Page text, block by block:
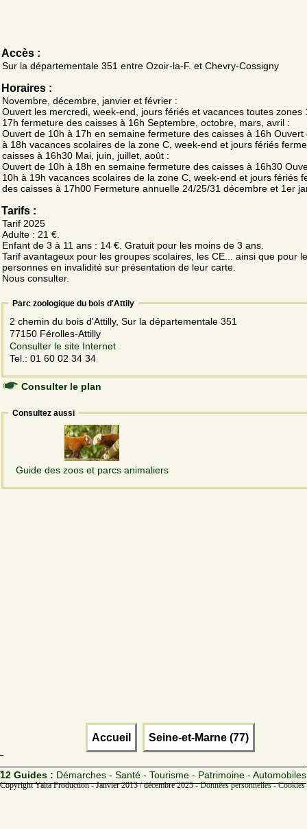
Accès :
Sur la départementale 351 entre Ozoir-la-F. et Chevry-Cossigny
Horaires :
Novembre, décembre, janvier et février :
Ouvert les mercredi, week-end, jours fériés et vacances toutes zones
17h fermeture des caisses à 16h Septembre, octobre, mars, avril :
Ouvert de 10h à 17h en semaine fermeture des caisses à 16h Ouvert
à 18h vacances scolaires de la zone C, week-end et jours fériés
caisses à 16h30 Mai, juin, juillet, août :
Ouvert de 10h à 18h en semaine fermeture des caisses à 16h30
10h à 19h vacances scolaires de la zone C, week-end et jours fériés
des caisses à 17h00 Fermeture annuelle 24/25/31 décembre et 1er
Tarifs :
Tarif 2025
Adulte : 21 €.
Enfant de 3 à 11 ans : 14 €. Gratuit pour les moins de 3 ans.
Tarif avantageux pour les groupes scolaires, les CE... ainsi que pour
personnes en invalidité sur présentation de leur carte.
Nous consulter.
Parc zoologique du bois d'Attily
2 chemin du bois d'Attilly, Sur la départementale 351
77150 Férolles-Attilly
Consulter le site Internet
Tel.: 01 60 02 34 34
Consulter le plan
Consultez aussi
Guide des zoos et parcs animaliers
Accueil Seine-et-Marne (77)
12 Guides : Démarches - Santé - Tourisme - Patrimoine - Automobiles
Copyright Yalta Production - Janvier 2013 / décembre 2025 -Données personnelles -